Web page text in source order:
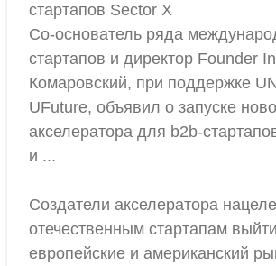
стартапов Sector X
Со-основатель ряда
стартапов и директор Founder
Комаровский, при поддержке
UFuture, объявил о запуске
акселератора для b2b-
и ...
Создатели акселератора
отечественным стартапам
европейские и американский